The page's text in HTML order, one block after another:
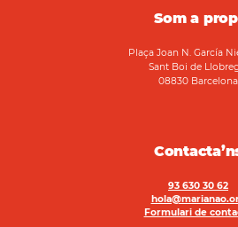
Som a
Plaça Joan N. García
Sant Boi de
08830 Barcelona
93 630 30 62
Formulari de